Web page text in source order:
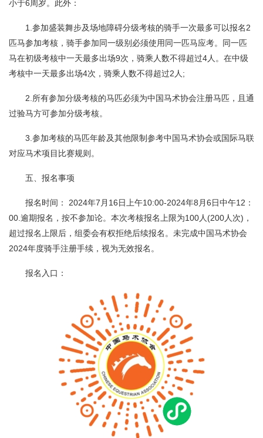
小于6周岁。此外：
1.参加盛装舞步及场地障碍分级考核的骑手一次最多可以报名2
匹马参加考核，骑手参加同一级别必须使用同一匹马应考。同一匹
马在初级考核中一天最多出场9次，骑乘人数不得超过4人。在中级
考核中一天最多出场4次，骑乘人数不得超过2人;
2.所有参加分级考核的马匹必须为中国马术协会注册马匹，且通
过验马方可参加分级考核。
3.参加考核的马匹年龄及其他限制参考中国马术协会或国际马联
对应马术项目比赛规则。
五、报名事项
报名时间： 2024年7月16日上午10:00-2024年8月6日中午12：
00.逾期报名，按不参加论。本次考核报名上限为100人(200人次)，
超过报名上限后，组委会有权拒绝后续报名。未完成中国马术协会
2024年度骑手注册手续，视为无效报名。
报名入口：